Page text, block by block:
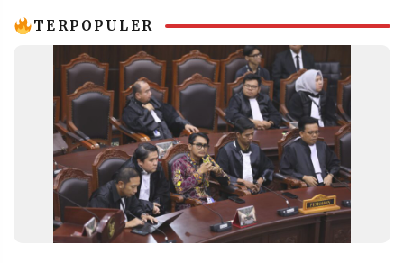
IKUTI
RESOLUSI
MEDIA
TERPOPULER